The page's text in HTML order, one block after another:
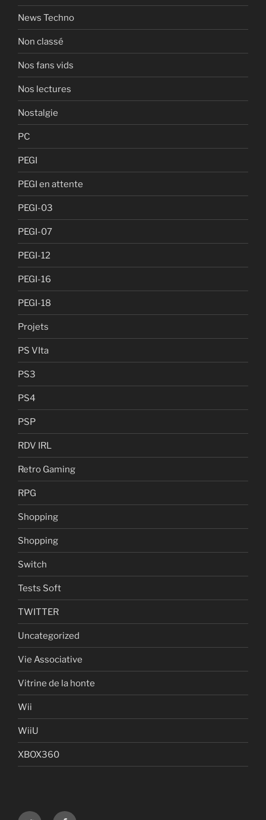
News Techno
Non classé
Nos fans vids
Nos lectures
Nostalgie
PC
PEGI
PEGI en attente
PEGI-03
PEGI-07
PEGI-12
PEGI-16
PEGI-18
Projets
PS VIta
PS3
PS4
PSP
RDV IRL
Retro Gaming
RPG
Shopping
Shopping
Switch
Tests Soft
TWITTER
Uncategorized
Vie Associative
Vitrine de la honte
Wii
WiiU
XBOX360